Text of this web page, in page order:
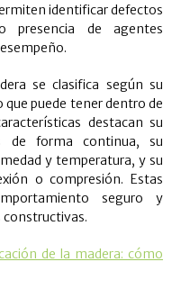
identificar defectos
presencia de agentes
se clasifica según su
que puede tener dentro de
destacan su
de forma continua, su
y temperatura, y su
o compresión. Estas
seguro y
constructivas.
de la madera: cómo